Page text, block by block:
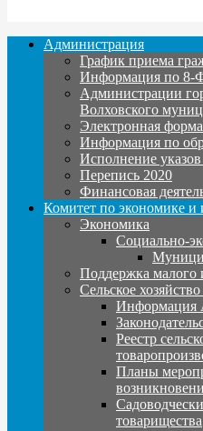
Администрация
График приема
Информация по 8-
Администрации
Волховского
Электронная
Информация по
Исполнение
Перепись 2020
Финансовая
Комитет по экономике и
Экономика
Социально-
Поддержка малого
Сельское
Реестр
Планы
товарищества